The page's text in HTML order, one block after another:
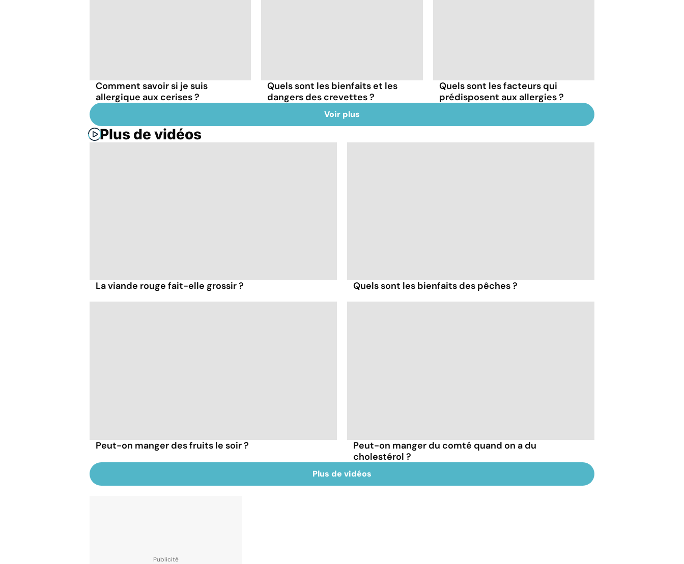
Comment savoir si je suis
allergique aux cerises ?
Quels sont les bienfaits et les
dangers des crevettes ?
Quels sont les facteurs qui
prédisposent aux allergies ?
Voir plus
Plus de vidéos
La viande rouge fait-elle grossir ? Quels sont les bienfaits des pêches ?
Peut-on manger des fruits le soir ?
Peut-on manger du comté quand on a du
cholestérol ?
Plus de vidéos